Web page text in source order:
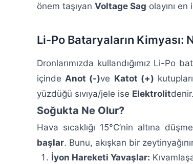
önem taşıyan Voltage Sag olayını
Li-Po Bataryaların Kimyası:
Dronlarımızda kullandığımız Li-Po
içindeAnot (-)ve Katot (+)
yüzdüğü sıvıya/jele ise Elektrolitdenir.
Soğukta Ne Olur?
Hava sıcaklığı 15°C’nin altına
başlar. Bunu, akışkan bir
İyon Hareketi Yavaşlar: